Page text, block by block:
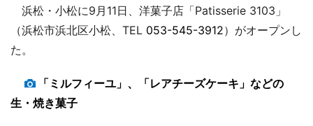
浜松・小松に9月11日、洋菓子店「Patisserie 3103」
（浜松市浜北区小松、TEL 053-545-3912）がオープンし
た。
「ミルフィーユ」、「レアチーズケーキ」などの
生・焼き菓子